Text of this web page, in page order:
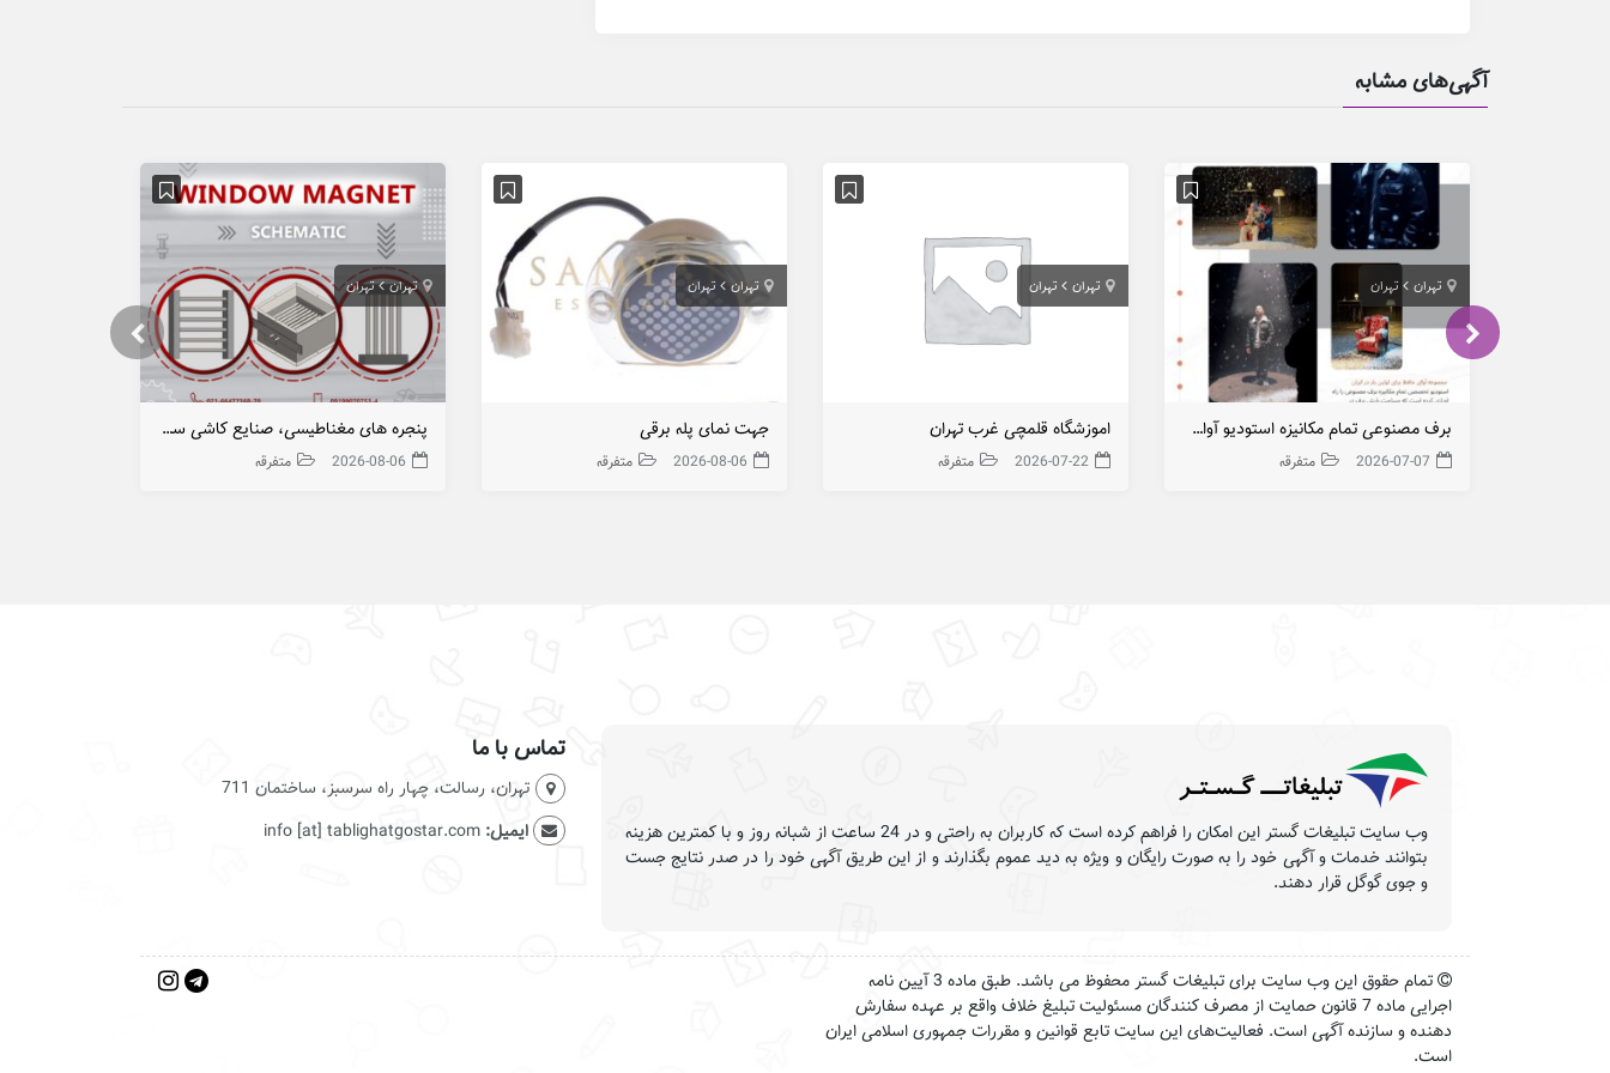
آگهی‌های مشابه
تهران تهران
برف مصنوعی تمام مکانیزه استودیو آوای حافظ
2026-07-07 متفرقه
تهران تهران
اموزشگاه قلمچی غرب تهران
2026-07-22 متفرقه
تهران تهران
جهت نمای پله برقی
2026-08-06 متفرقه
تهران تهران
پنجره های مغناطیسی، صنایع کاشی سرامیک و صنایع غذایی
2026-08-06 متفرقه
وب سایت تبلیغات گستر این امکان را فراهم کرده است که کاربران به راحتی و در 24 ساعت از شبانه روز و با کمترین هزینه
بتوانند خدمات و آگهی خود را به صورت رایگان و ویژه به دید عموم بگذارند و از این طریق آگهی خود را در صدر نتایج جست
و جوی گوگل قرار دهند.
تماس با ما
تهران، رسالت، چهار راه سرسبز، ساختمان 711
ایمیل: info [at] tablighatgostar.com
تمام حقوق این وب سایت برای تبلیغات گستر محفوظ می باشد. طبق ماده 3 آیین نامه
اجرایی ماده 7 قانون حمایت از مصرف کنندگان مسئولیت تبلیغ خلاف واقع بر عهده سفارش
دهنده و سازنده آگهی است. فعالیت‌های این سایت تابع قوانین و مقررات جمهوری اسلامی ایران
است.